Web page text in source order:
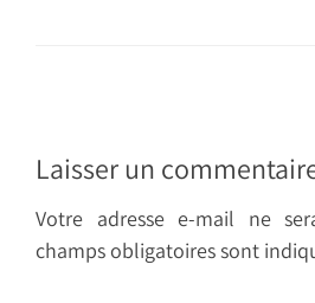
Laisser un
Votre adresse e-mail ne
champs obligatoires sont